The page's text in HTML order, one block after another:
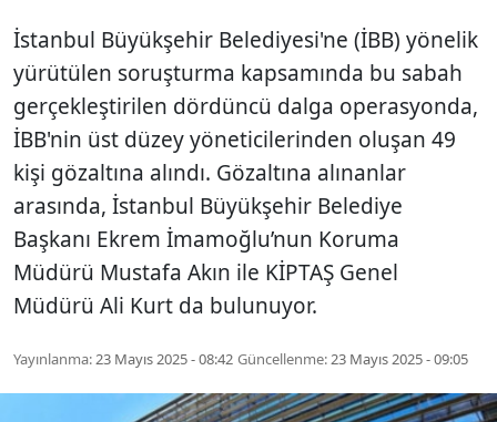
İstanbul Büyükşehir Belediyesi'ne (İBB) yönelik
yürütülen soruşturma kapsamında bu sabah
gerçekleştirilen dördüncü dalga operasyonda,
İBB'nin üst düzey yöneticilerinden oluşan 49
kişi gözaltına alındı. Gözaltına alınanlar
arasında, İstanbul Büyükşehir Belediye
Başkanı Ekrem İmamoğlu’nun Koruma
Müdürü Mustafa Akın ile KİPTAŞ Genel
Müdürü Ali Kurt da bulunuyor.
Yayınlanma:23 Mayıs 2025 - 08:42 Güncellenme:23 Mayıs 2025 - 09:05